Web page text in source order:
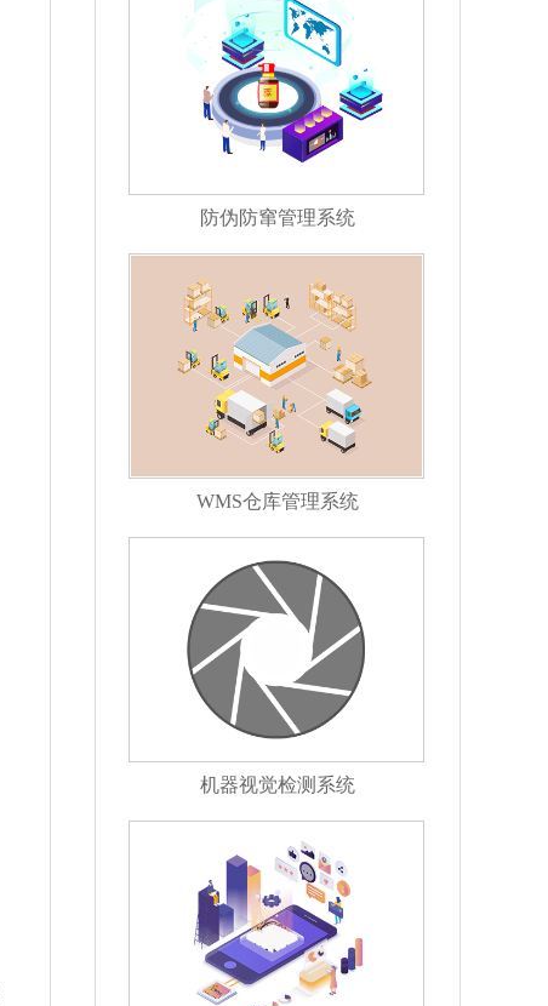
防伪防窜管理系统
WMS仓库管理系统
机器视觉检测系统